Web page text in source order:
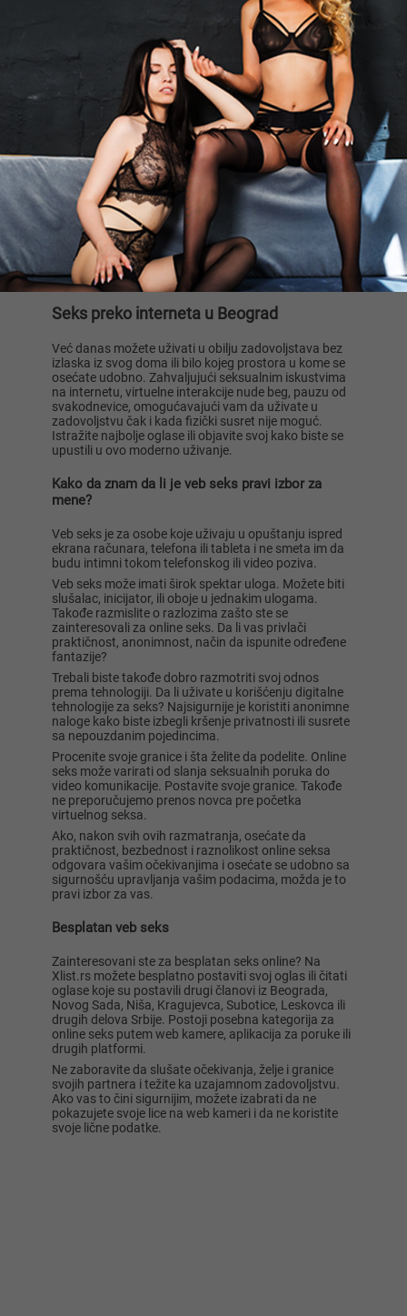
Preporuke live sec video
@Hannibal77Lektor
Beograd
Bivess, 53
Svlacim se polako i senzualno, tacno
tako kako zelis.💃💋 Svaki pokret je
zavodljiv,svaki pogled ob...
Beograd
1
Seks preko interneta u Beograd
Već danas možete uživati u obilju zadovoljstava bez
izlaska iz svog doma ili bilo kojeg prostora u kome se
osećate udobno. Zahvaljujući seksualnim iskustvima
na internetu, virtuelne interakcije nude beg, pauzu od
svakodnevice, omogućavajući vam da uživate u
zadovoljstvu čak i kada fizički susret nije moguć.
Istražite najbolje oglase ili objavite svoj kako biste se
upustili u ovo moderno uživanje.
Kako da znam da li je veb seks pravi izbor za
mene?
Veb seks je za osobe koje uživaju u opuštanju ispred
ekrana računara, telefona ili tableta i ne smeta im da
budu intimni tokom telefonskog ili video poziva.
Veb seks može imati širok spektar uloga. Možete biti
slušalac, inicijator, ili oboje u jednakim ulogama.
Takođe razmislite o razlozima zašto ste se
zainteresovali za online seks. Da li vas privlači
praktičnost, anonimnost, način da ispunite određene
fantazije?
Trebali biste takođe dobro razmotriti svoj odnos
prema tehnologiji. Da li uživate u korišćenju digitalne
tehnologije za seks? Najsigurnije je koristiti anonimne
naloge kako biste izbegli kršenje privatnosti ili susrete
sa nepouzdanim pojedincima.
Procenite svoje granice i šta želite da podelite. Online
seks može varirati od slanja seksualnih poruka do
video komunikacije. Postavite svoje granice. Takođe
ne preporučujemo prenos novca pre početka
virtuelnog seksa.
Ako, nakon svih ovih razmatranja, osećate da
praktičnost, bezbednost i raznolikost online seksa
odgovara vašim očekivanjima i osećate se udobno sa
sigurnošću upravljanja vašim podacima, možda je to
pravi izbor za vas.
Besplatan veb seks
Zainteresovani ste za besplatan seks online? Na
Xlist.rs možete besplatno postaviti svoj oglas ili čitati
oglase koje su postavili drugi članovi iz Beograda,
Novog Sada, Niša, Kragujevca, Subotice, Leskovca ili
drugih delova Srbije. Postoji posebna kategorija za
online seks putem web kamere, aplikacija za poruke ili
drugih platformi.
Ne zaboravite da slušate očekivanja, želje i granice
svojih partnera i težite ka uzajamnom zadovoljstvu.
Ako vas to čini sigurnijim, možete izabrati da ne
pokazujete svoje lice na web kameri i da ne koristite
svoje lične podatke.